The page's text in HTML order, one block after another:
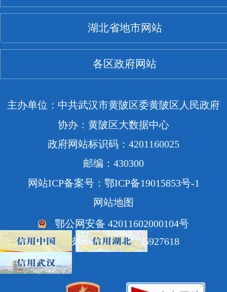
湖北省地市网站
各区政府网站
主办单位：中共武汉市黄陂区委黄陂区人民政府
协办：黄陂区大数据中心
政府网站标识码：4201160025
邮编：430300
网站ICP备案号：鄂ICP备19015853号-1
网站地图
鄂公网安备 42011602000104号
网站技术支持电话：85927618